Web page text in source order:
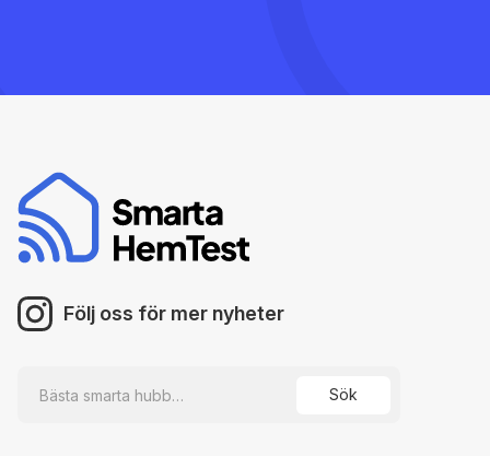
Följ oss för mer nyheter